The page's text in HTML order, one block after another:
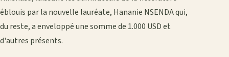
éblouis par la nouvelle lauréate, Hananie NSENDA qui,
du reste, a enveloppé une somme de 1.000 USD et
d'autres présents.